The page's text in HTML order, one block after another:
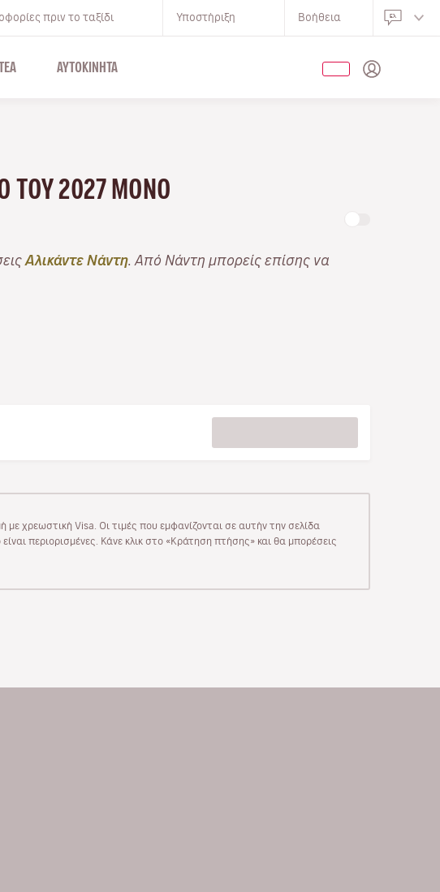
πριν το ταξίδι Υποστήριξη Βοήθεια
ΑΥΤΟΚΊΝΗΤΑ
ΤΟΥ 2027 ΜΌΝΟ
Αλικάντε Νάντη . Από Νάντη μπορείς επίσης να
χρεωστική Visa. Οι τιμές που εμφανίζονται σε αυτήν την σελίδα
περιορισμένες. Κάνε κλικ στο «Κράτηση πτήσης» και θα μπορέσεις